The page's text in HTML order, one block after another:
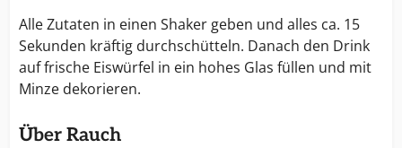
Alle Zutaten in einen Shaker geben und alles ca. 15
Sekunden kräftig durchschütteln. Danach den Drink
auf frische Eiswürfel in ein hohes Glas füllen und mit
Minze dekorieren.
Über Rauch